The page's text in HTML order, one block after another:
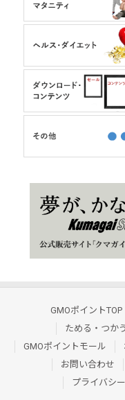
GMOポイントTOP
ためる・つかう
GMOポイントモール
お問い合わせ
プライバシ